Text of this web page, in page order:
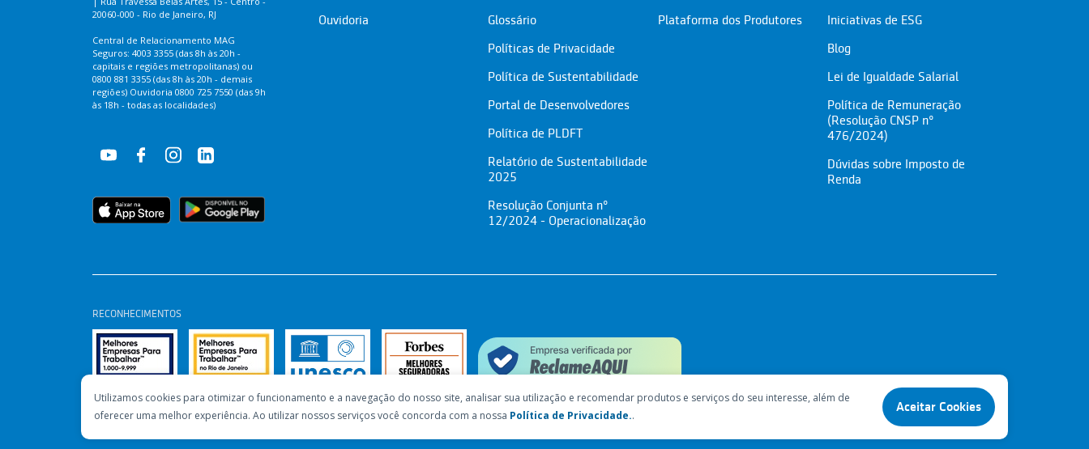
20060-000 - Rio de Janeiro, RJ
Central de Relacionamento MAG
Seguros: 4003 3355 (das 8h às 20h -
capitais e regiões metropolitanas) ou
0800 881 3355 (das 8h às 20h - demais
regiões) Ouvidoria 0800 725 7550 (das 9h
às 18h - todas as localidades)
Ouvidoria
Glossário
Políticas de Privacidade
Política de Sustentabilidade
Portal de Desenvolvedores
Política de PLDFT
Relatório de Sustentabilidade
2025
Resolução Conjunta nº
12/2024 - Operacionalização
Plataforma dos Produtores
Iniciativas de ESG
Blog
Lei de Igualdade Salarial
Política de Remuneração
(Resolução CNSP nº
476/2024)
Dúvidas sobre Imposto de
Renda
RECONHECIMENTOS
Utilizamos cookies para otimizar o funcionamento e a navegação do nosso site, analisar sua utilização e recomendar produtos e serviços do seu interesse, além de
oferecer uma melhor experiência. Ao utilizar nossos serviços você concorda com a nossa Política de Privacidade..
Aceitar Cookies